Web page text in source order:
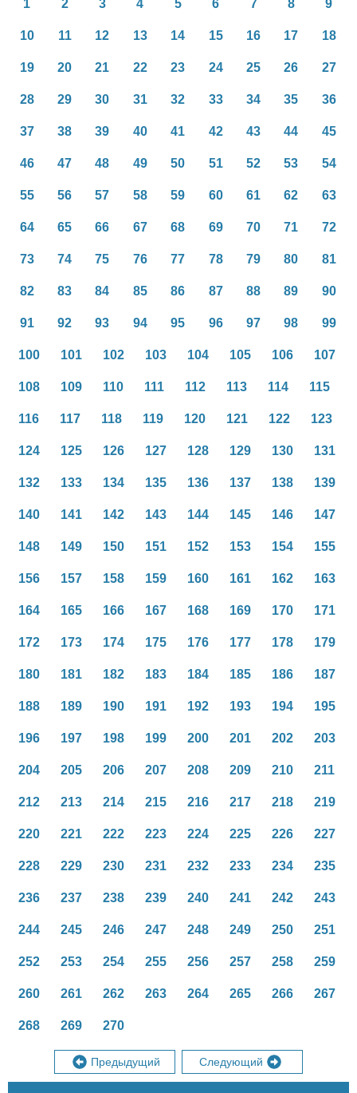
1 2 3 4 5 6 7 8 9
10 11 12 13 14 15 16 17 18
19 20 21 22 23 24 25 26 27
28 29 30 31 32 33 34 35 36
37 38 39 40 41 42 43 44 45
46 47 48 49 50 51 52 53 54
55 56 57 58 59 60 61 62 63
64 65 66 67 68 69 70 71 72
73 74 75 76 77 78 79 80 81
82 83 84 85 86 87 88 89 90
91 92 93 94 95 96 97 98 99
100 101 102 103 104 105 106 107
108 109 110 111 112 113 114 115
116 117 118 119 120 121 122 123
124 125 126 127 128 129 130 131
132 133 134 135 136 137 138 139
140 141 142 143 144 145 146 147
148 149 150 151 152 153 154 155
156 157 158 159 160 161 162 163
164 165 166 167 168 169 170 171
172 173 174 175 176 177 178 179
180 181 182 183 184 185 186 187
188 189 190 191 192 193 194 195
196 197 198 199 200 201 202 203
204 205 206 207 208 209 210 211
212 213 214 215 216 217 218 219
220 221 222 223 224 225 226 227
228 229 230 231 232 233 234 235
236 237 238 239 240 241 242 243
244 245 246 247 248 249 250 251
252 253 254 255 256 257 258 259
260 261 262 263 264 265 266 267
268 269 270
Предыдущий Следующий